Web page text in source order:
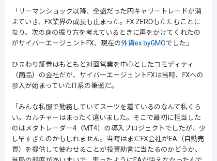
「リーマンショック以降、全盛だった円キャリートレードが消
えていき、FX業界の成長も止まった。FX ZEROもたたむことに
なり、次の身の振り方を考えているときに声をかけてくれたの
がサイバーエージェントFX、現在の外貨ex byGMOでした」
ひまわり証券はもともと対面営業を中心としたコモディティ
（商品）の会社だが、サイバーエージェントFXは当時、FXへの
参入が始まっていたIT系の筆頭だ。
「みんな私服で勤務していてスーツを着ているのなんて私くら
い。カルチャーはまったく違いました。そこで最初に担当した
のはメタトレーダー4（MT4）の導入プロジェクトでしたが、少
し早すぎたのかもしれません。当時はまだFX会社がEA（自動売
買）を提供して使わせることが投資助言に当たるのかどうか、